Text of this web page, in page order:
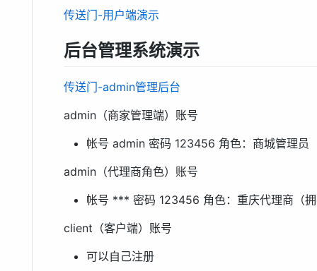
传送门-用户端演示
后台管理系统演示
传送门-admin管理后台
admin（商家管理端）账号
帐号 admin 密码 123456 角色：商城管理员
admin（代理商角色）账号
帐号 *** 密码 123456 角色：重庆代理商（
client（客户端）账号
可以自己注册